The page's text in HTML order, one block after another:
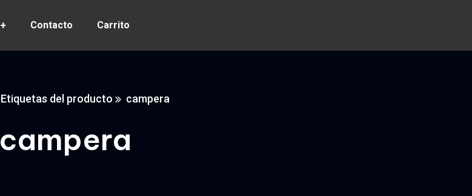
Contacto Carrito
Etiquetas del producto campera
campera